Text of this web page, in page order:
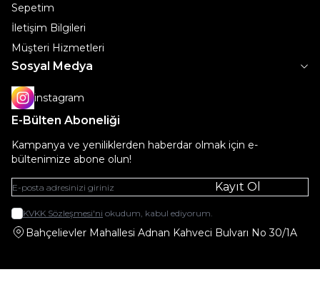
Sepetim
İletişim Bilgileri
Müşteri Hizmetleri
Sosyal Medya
instagram
E-Bülten Aboneliği
Kampanya ve yeniliklerden haberdar olmak için e-
bültenimize abone olun!
Kayıt Ol
KVKK Sözleşmesi'ni okudum, kabul ediyorum.
Bahçelievler Mahallesi Adnan Kahveci Bulvarı No 30/1A